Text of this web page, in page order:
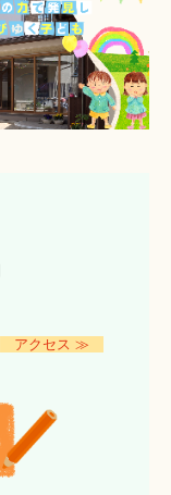
アクセス ≫